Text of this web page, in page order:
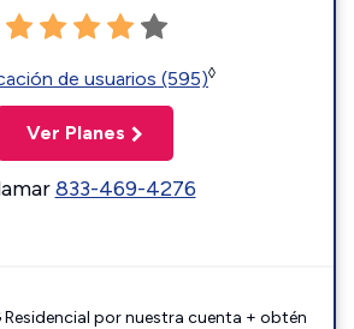
de usuarios (595)◊
Ver Planes
833-469-4276
por nuestra cuenta + obtén